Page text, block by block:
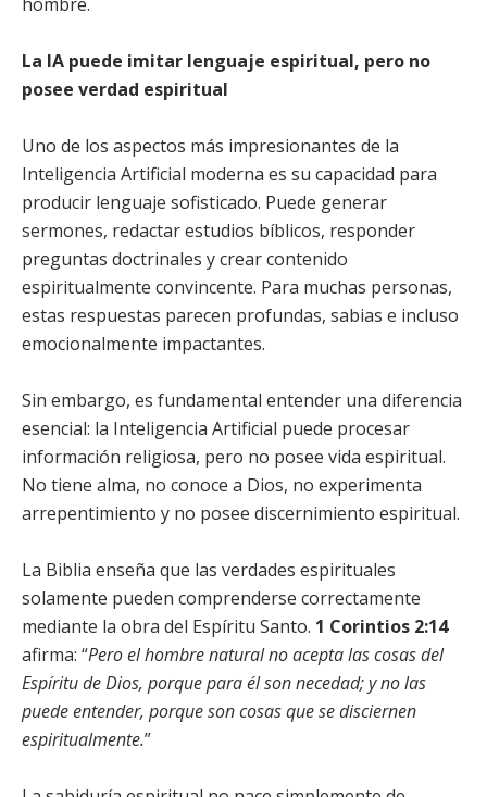
La IA puede imitar lenguaje espiritual, pero no
posee verdad espiritual
Uno de los aspectos más impresionantes de la
Inteligencia Artificial moderna es su capacidad para
producir lenguaje sofisticado. Puede generar
sermones, redactar estudios bíblicos, responder
preguntas doctrinales y crear contenido
espiritualmente convincente. Para muchas personas,
estas respuestas parecen profundas, sabias e incluso
emocionalmente impactantes.
Sin embargo, es fundamental entender una diferencia
esencial: la Inteligencia Artificial puede procesar
información religiosa, pero no posee vida espiritual.
No tiene alma, no conoce a Dios, no experimenta
arrepentimiento y no posee discernimiento espiritual.
La Biblia enseña que las verdades espirituales
solamente pueden comprenderse correctamente
mediante la obra del Espíritu Santo. 1 Corintios 2:14
afirma: “Pero el hombre natural no acepta las cosas del
Espíritu de Dios, porque para él son necedad; y no las
puede entender, porque son cosas que se disciernen
espiritualmente.”